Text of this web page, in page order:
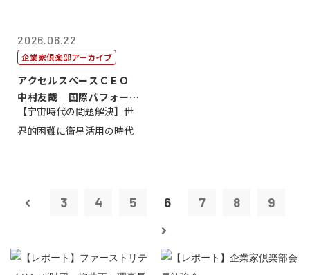
2026.06.22
企業家倶楽部アーカイブ
アクセルスペースＣＥＯ
中村友哉 国際パフォーマ
ンス研究所代...
【宇宙時代の問題解決】世
界的困難に衛星活用の時代
3 4 5 6 7 8 9